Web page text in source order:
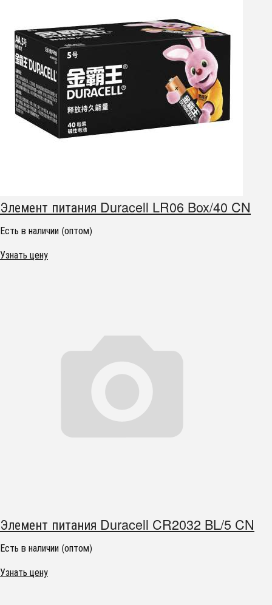
Элемент питания Duracell LR06 Box/40 CN
Есть в наличии (оптом)
Узнать цену
Элемент питания Duracell CR2032 BL/5 CN
Есть в наличии (оптом)
Узнать цену